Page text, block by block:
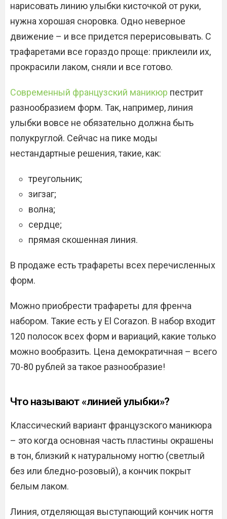
нарисовать линию улыбки кисточкой от руки,
нужна хорошая сноровка. Одно неверное
движение – и все придется перерисовывать. С
трафаретами все гораздо проще: приклеили их,
прокрасили лаком, сняли и все готово.
Современный французский маникюр пестрит
разнообразием форм. Так, например, линия
улыбки вовсе не обязательно должна быть
полукруглой. Сейчас на пике моды
нестандартные решения, такие, как:
треугольник;
зигзаг;
волна;
сердце;
прямая скошенная линия.
В продаже есть трафареты всех перечисленных
форм.
Можно приобрести трафареты для френча
набором. Такие есть у El Corazon. В набор входит
120 полосок всех форм и вариаций, какие только
можно вообразить. Цена демократичная – всего
70-80 рублей за такое разнообразие!
Что называют «линией улыбки»?
Классический вариант французского маникюра
– это когда основная часть пластины окрашены
в тон, близкий к натуральному ногтю (светлый
без или бледно-розовый), а кончик покрыт
белым лаком.
Линия, отделяющая выступающий кончик ногтя